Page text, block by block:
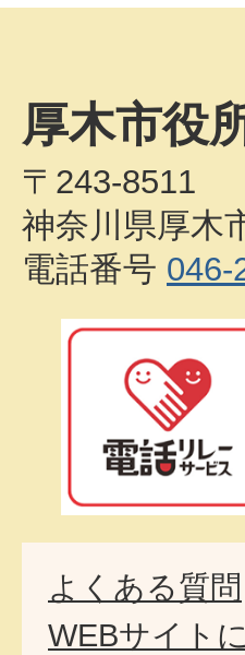
厚木市役
〒243-8511
神奈川県厚木
電話番号 046-
よくある質問
WEBサイト